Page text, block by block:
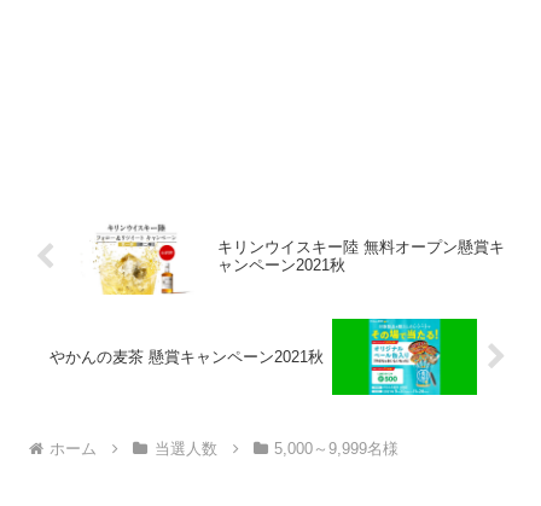
キリンウイスキー陸 無料オープン懸賞キ
ャンペーン2021秋
やかんの麦茶 懸賞キャンペーン2021秋
ホーム 当選人数 5,000～9,999名様